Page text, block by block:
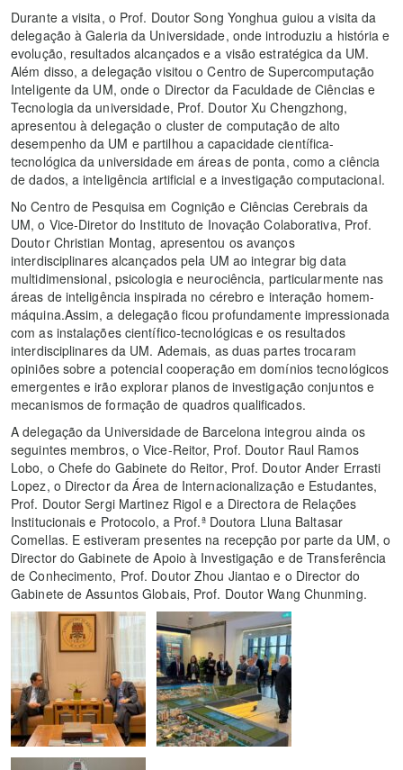
Durante a visita, o Prof. Doutor Song Yonghua guiou a visita da
delegação à Galeria da Universidade, onde introduziu a história e
evolução, resultados alcançados e a visão estratégica da UM.
Além disso, a delegação visitou o Centro de Supercomputação
Inteligente da UM, onde o Director da Faculdade de Ciências e
Tecnologia da universidade, Prof. Doutor Xu Chengzhong,
apresentou à delegação o cluster de computação de alto
desempenho da UM e partilhou a capacidade científica-
tecnológica da universidade em áreas de ponta, como a ciência
de dados, a inteligência artificial e a investigação computacional.
No Centro de Pesquisa em Cognição e Ciências Cerebrais da
UM, o Vice-Diretor do Instituto de Inovação Colaborativa, Prof.
Doutor Christian Montag, apresentou os avanços
interdisciplinares alcançados pela UM ao integrar big data
multidimensional, psicologia e neurociência, particularmente nas
áreas de inteligência inspirada no cérebro e interação homem-
máquina.Assim, a delegação ficou profundamente impressionada
com as instalações científico-tecnológicas e os resultados
interdisciplinares da UM. Ademais, as duas partes trocaram
opiniões sobre a potencial cooperação em domínios tecnológicos
emergentes e irão explorar planos de investigação conjuntos e
mecanismos de formação de quadros qualificados.
A delegação da Universidade de Barcelona integrou ainda os
seguintes membros, o Vice-Reitor, Prof. Doutor Raul Ramos
Lobo, o Chefe do Gabinete do Reitor, Prof. Doutor Ander Errasti
Lopez, o Director da Área de Internacionalização e Estudantes,
Prof. Doutor Sergi Martinez Rigol e a Directora de Relações
Institucionais e Protocolo, a Prof.ª Doutora Lluna Baltasar
Comellas. E estiveram presentes na recepção por parte da UM, o
Director do Gabinete de Apoio à Investigação e de Transferência
de Conhecimento, Prof. Doutor Zhou Jiantao e o Director do
Gabinete de Assuntos Globais, Prof. Doutor Wang Chunming.